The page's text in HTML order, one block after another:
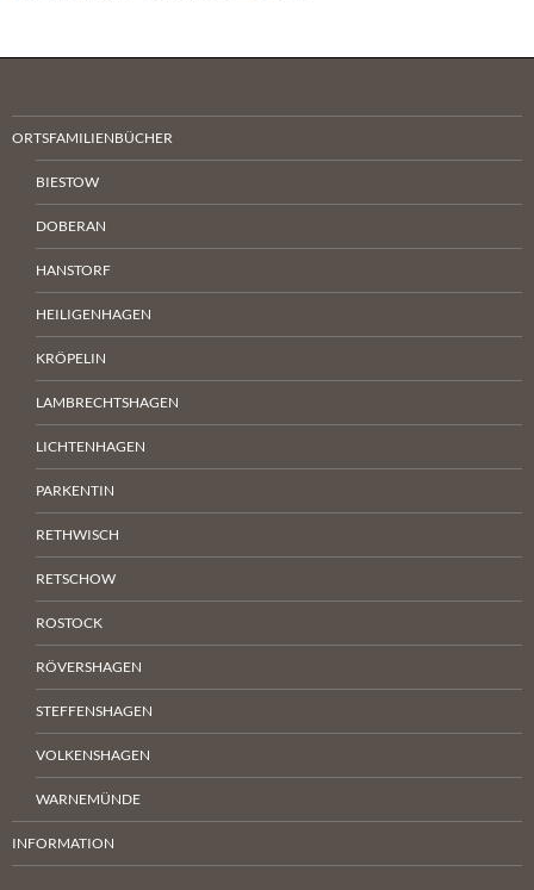
ORTSFAMILIENBÜCHER
BIESTOW
DOBERAN
HANSTORF
HEILIGENHAGEN
KRÖPELIN
LAMBRECHTSHAGEN
LICHTENHAGEN
PARKENTIN
RETHWISCH
RETSCHOW
ROSTOCK
RÖVERSHAGEN
STEFFENSHAGEN
VOLKENSHAGEN
WARNEMÜNDE
INFORMATION